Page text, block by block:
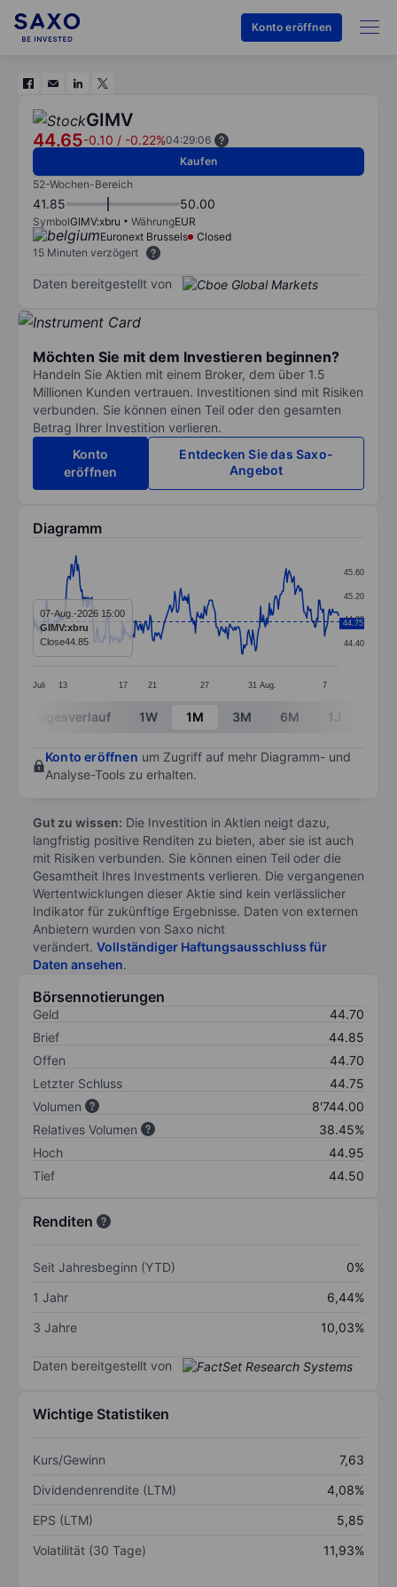
Konto eröffnen
GIMV
44.65-0.10 / -0.22%04:29:06
Kaufen
52-Wochen-Bereich
41.85 50.00
SymbolGIMV:xbru WährungEUR
Euronext Brussels
Closed
15 Minuten verzögert
Daten bereitgestellt von
Möchten Sie mit dem Investieren beginnen?
Handeln Sie Aktien mit einem Broker, dem über 1.5
Millionen Kunden vertrauen. Investitionen sind mit Risiken
verbunden. Sie können einen Teil oder den gesamten
Betrag Ihrer Investition verlieren.
Konto
eröffnen
Entdecken Sie das Saxo-
Angebot
Diagramm
Line chart with 312 data points.
The chart has 1 X axis displaying categories.
The chart has 1 Y axis displaying values. Data
Juli 13 17 21 27 31 Aug. 7
44.40
44.80
45.20
45.60
44.75
07-Aug.-2026 15:00
GIMV:xbru
Close44.85
End of interactive chart.
Tagesverlauf 1W 1M 3M 6M 1J
Konto eröffnen um Zugriff auf mehr Diagramm- und
Analyse-Tools zu erhalten.
Gut zu wissen: Die Investition in Aktien neigt dazu,
langfristig positive Renditen zu bieten, aber sie ist auch
mit Risiken verbunden. Sie können einen Teil oder die
Gesamtheit Ihres Investments verlieren. Die vergangenen
Wertentwicklungen dieser Aktie sind kein verlässlicher
Indikator für zukünftige Ergebnisse. Daten von externen
Anbietern wurden von Saxo nicht
verändert. Vollständiger Haftungsausschluss für
Daten ansehen.
Börsennotierungen
Geld
44.70
Brief
44.85
Offen
44.70
Letzter Schluss
44.75
Volumen
8'744.00
Relatives Volumen
38.45%
Hoch
44.95
Tief
44.50
Renditen
Seit Jahresbeginn (YTD)
0%
1 Jahr
6,44%
3 Jahre
10,03%
Daten bereitgestellt von
Wichtige Statistiken
Kurs/Gewinn
7,63
Dividendenrendite (LTM)
4,08%
EPS (LTM)
5,85
Volatilität (30 Tage)
11,93%